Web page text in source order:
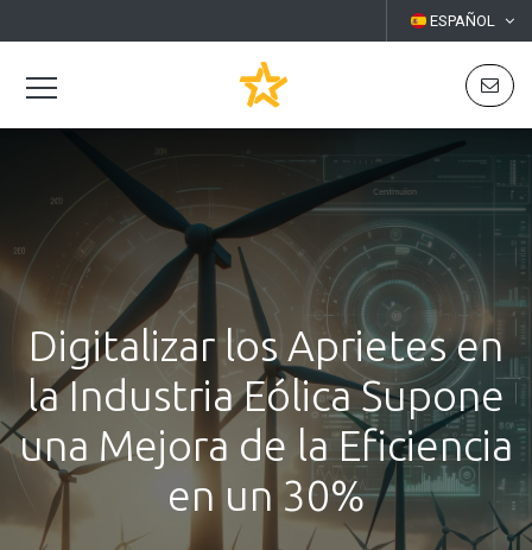
ESPAÑOL
Digitalizar los Aprietes en
la Industria Eólica Supone
una Mejora de la Eficiencia
en un 30%